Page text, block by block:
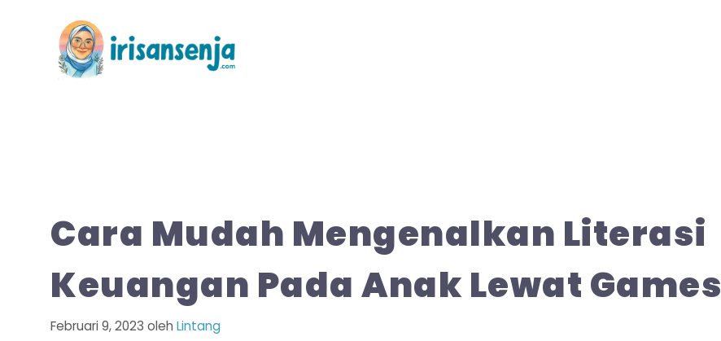
Cara Mudah Mengenalkan Literasi
Keuangan Pada Anak Lewat Games
Februari 9, 2023 oleh Lintang